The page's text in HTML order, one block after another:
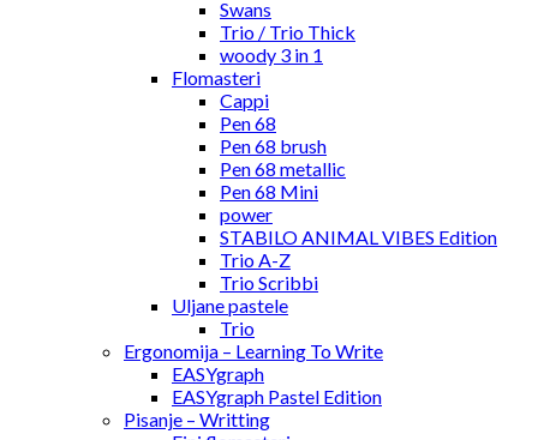
Swans
Trio / Trio Thick
woody 3 in 1
Flomasteri
Cappi
Pen 68
Pen 68 brush
Pen 68 metallic
Pen 68 Mini
power
STABILO ANIMAL VIBES Edition
Trio A-Z
Trio Scribbi
Uljane pastele
Trio
Ergonomija – Learning To Write
EASYgraph
EASYgraph Pastel Edition
Pisanje – Writting